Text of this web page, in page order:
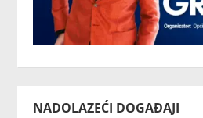
NADOLAZEĆI DOGAĐAJI